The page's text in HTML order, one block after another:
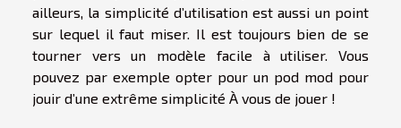
ailleurs, la simplicité d’utilisation est aussi un point
sur lequel il faut miser. Il est toujours bien de se
tourner vers un modèle facile à utiliser. Vous
pouvez par exemple opter pour un pod mod pour
jouir d’une extrême simplicité À vous de jouer !